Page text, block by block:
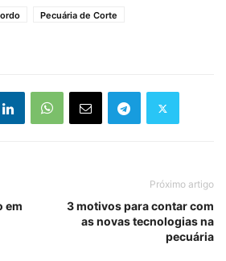
Pecuária de Corte
em
Próximo artigo
3 motivos para contar com
as novas tecnologias na
pecuária